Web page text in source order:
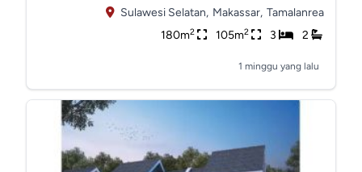
Sulawesi Selatan, Makassar, Tamalanrea
180m2 105m2 3 2
1 minggu yang lalu